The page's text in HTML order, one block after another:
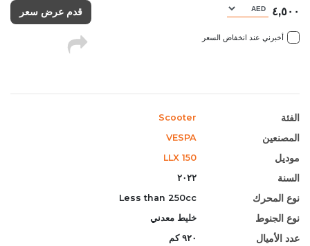
٤,٥٠٠
أخبرني عند انخفاض السعر
قدم عرض سعر
الفئة Scooter
المصنعين VESPA
موديل LLX 150
السنة ٢٠٢٢
نوع المحرك Less than 250cc
نوع الجنوط خليط معدني
عدد الأميال ٩٢٠ كم